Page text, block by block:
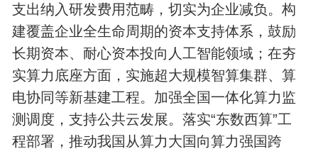
支出纳入研发费用范畴，切实为企业减负。构
建覆盖企业全生命周期的资本支持体系，鼓励
长期资本、耐心资本投向人工智能领域；在夯
实算力底座方面，实施超大规模智算集群、算
电协同等新基建工程。加强全国一体化算力监
测调度，支持公共云发展。落实“东数西算”工
程部署，推动我国从算力大国向算力强国跨